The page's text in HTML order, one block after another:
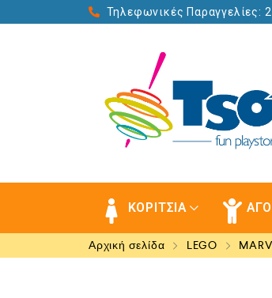
Τηλεφωνικές Παραγγελίες:
ΚΟΡΙΤΣΙΑ
Αρχική σελίδα LEGO